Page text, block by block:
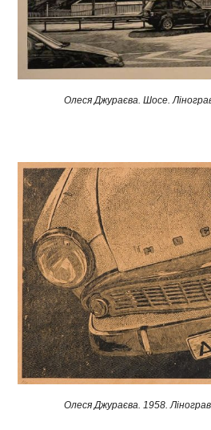
Олеся Джураєва. Шосе.
Олеся Джураєва. 1958.